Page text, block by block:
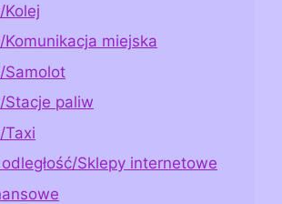
miejska
Samolot
paliw
Taxi
odległość/Sklepy internetowe